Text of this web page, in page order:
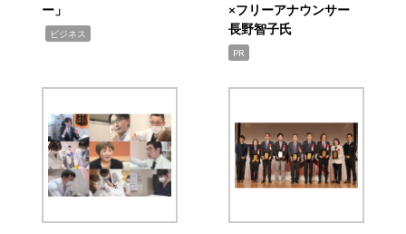
ー」
ビジネス
×フリーアナウンサー
長野智子氏
PR